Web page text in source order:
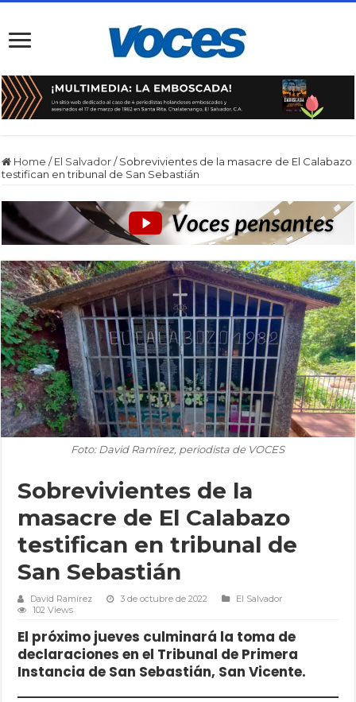
Home / El Salvador / Sobrevivientes de la masacre de El Calabazo
testifican en tribunal de San Sebastián
Foto: David Ramírez, periodista de VOCES
Sobrevivientes de la
masacre de El Calabazo
testifican en tribunal de
San Sebastián
David Ramírez 3 de octubre de 2022
El Salvador
102 Views
El próximo jueves culminará la toma de
declaraciones en el Tribunal de Primera
Instancia de San Sebastián, San Vicente.